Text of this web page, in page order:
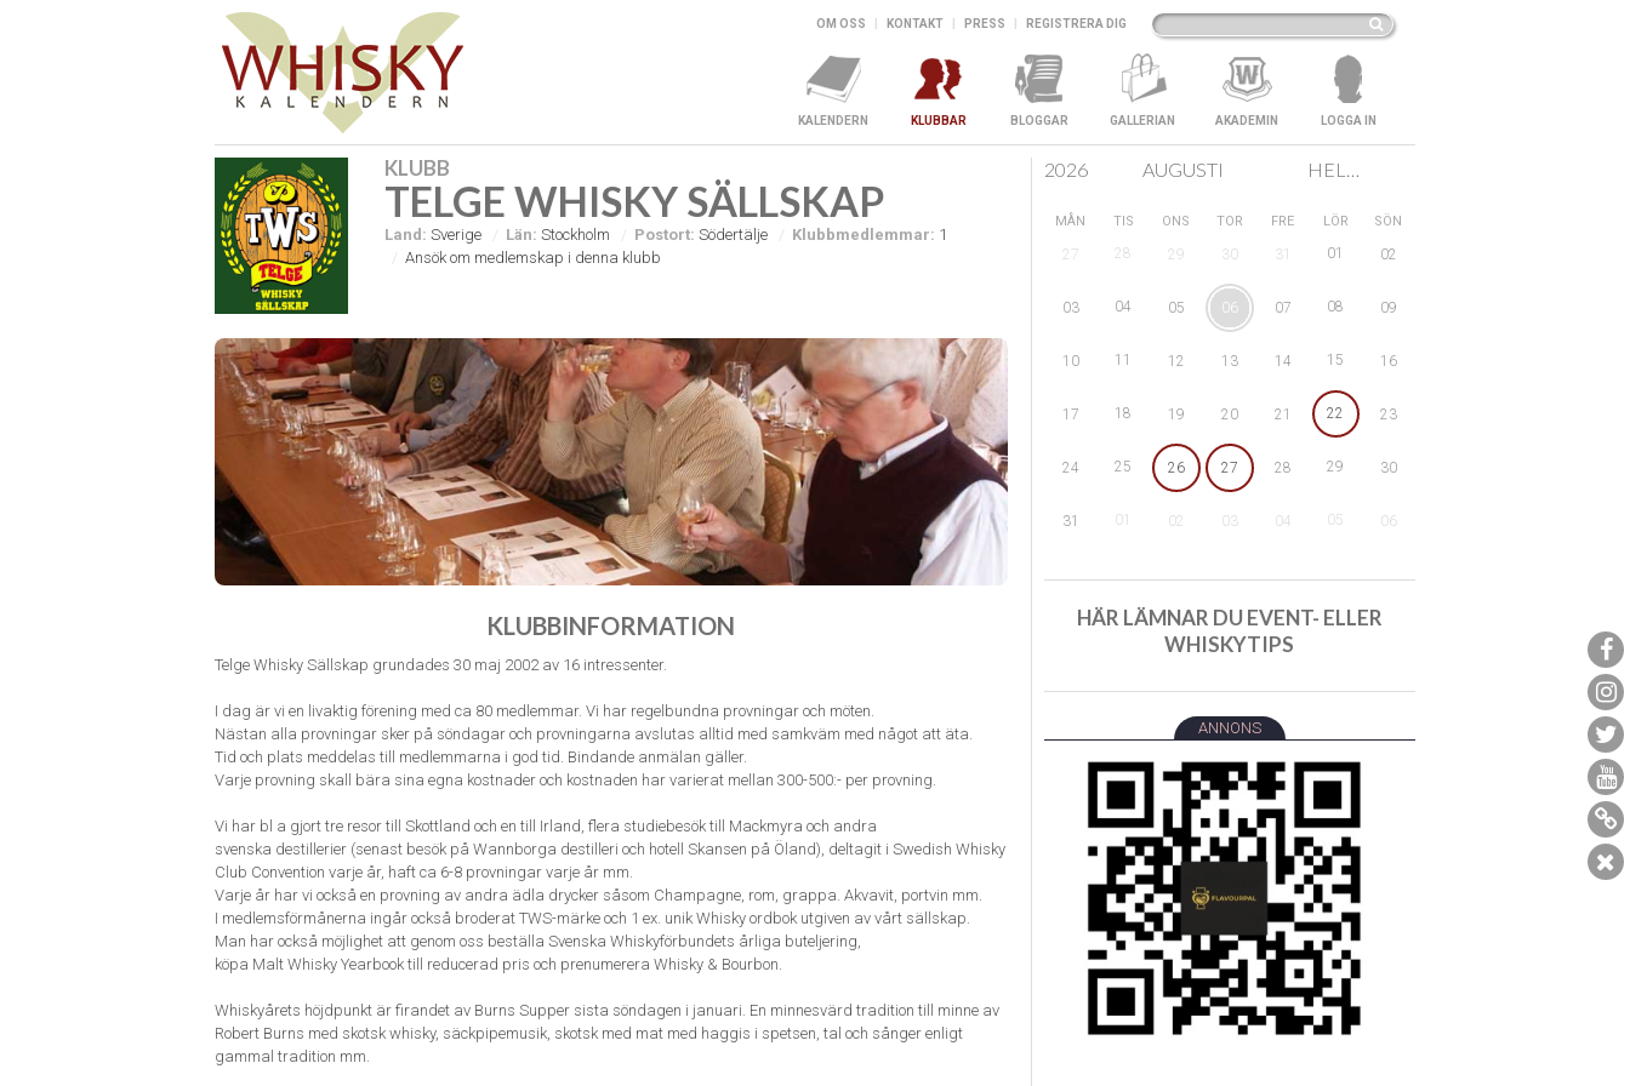
OM OSS KONTAKT PRESS REGISTRERA DIG
KALENDERN KLUBBAR BLOGGAR GALLERIAN AKADEMIN LOGGA IN
KLUBB
TELGE WHISKY SÄLLSKAP
Land: Sverige Län: Stockholm Postort: Södertälje Klubbmedlemmar: 1
Ansök om medlemskap i denna klubb
KLUBBINFORMATION
Telge Whisky Sällskap grundades 30 maj 2002 av 16 intressenter.
I dag är vi en livaktig förening med ca 80 medlemmar. Vi har regelbundna provningar och möten.
Nästan alla provningar sker på söndagar och provningarna avslutas alltid med samkväm med något att äta.
Tid och plats meddelas till medlemmarna i god tid. Bindande anmälan gäller.
Varje provning skall bära sina egna kostnader och kostnaden har varierat mellan 300-500:- per provning.
Vi har bl a gjort tre resor till Skottland och en till Irland, flera studiebesök till Mackmyra och andra
svenska destillerier (senast besök på Wannborga destilleri och hotell Skansen på Öland), deltagit i Swedish Whisky
Club Convention varje år, haft ca 6-8 provningar varje år mm.
Varje år har vi också en provning av andra ädla drycker såsom Champagne, rom, grappa. Akvavit, portvin mm.
I medlemsförmånerna ingår också broderat TWS-märke och 1 ex. unik Whisky ordbok utgiven av vårt sällskap.
Man har också möjlighet att genom oss beställa Svenska Whiskyförbundets årliga buteljering,
köpa Malt Whisky Yearbook till reducerad pris och prenumerera Whisky & Bourbon.
Whiskyårets höjdpunkt är firandet av Burns Supper sista söndagen i januari. En minnesvärd tradition till minne av
Robert Burns med skotsk whisky, säckpipemusik, skotsk med mat med haggis i spetsen, tal och sånger enligt
gammal tradition mm.
2026 AUGUSTI HELA SVERIGE
MÅN TIS ONS TOR FRE LÖR SÖN
27 28 29 30 31 01 02
03 04 05 06 07 08 09
10 11 12 13 14 15 16
17 18 19 20 21 22 23
24 25 26 27 28 29 30
31 01 02 03 04 05 06
HÄR LÄMNAR DU EVENT- ELLER
WHISKYTIPS
ANNONS